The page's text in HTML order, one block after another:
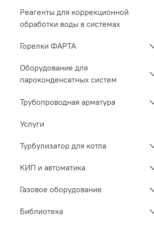
Реагенты для коррекционной
обработки воды в системах
Горелки ФАРТА
Оборудование для
пароконденсатных систем
Трубопроводная арматура
Услуги
Турбулизатор для котла
КИП и автоматика
Газовое оборудование
Библиотека